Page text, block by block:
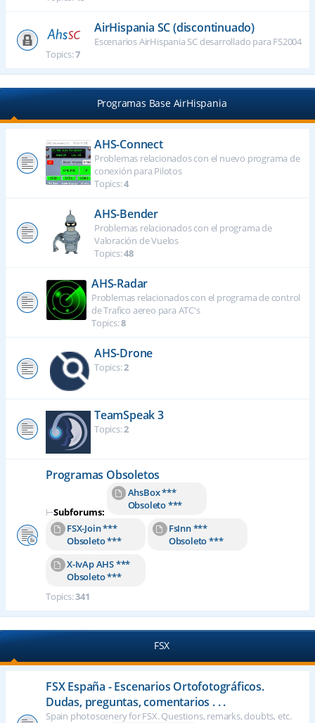
AirHispania SC (discontinuado)
Escenarios AirHispania SC desarrollado para FS2004
Topics:7
Programas Base AirHispania
AHS-Connect
Problemas relacionados con el nuevo programa de
conexión para Pilotos
Topics:4
AHS-Bender
Problemas relacionados con el programa de
Valoración de Vuelos
Topics:48
AHS-Radar
Problemas relacionados con el programa de control
de Trafico aereo para ATC's
Topics:8
AHS-Drone
Topics:2
TeamSpeak 3
Topics:2
Programas Obsoletos
⊢Subforums:
AhsBox ***
Obsoleto ***
FSX-Join ***
Obsoleto ***
FsInn ***
Obsoleto ***
X-IvAp AHS ***
Obsoleto ***
Topics:341
FSX
FSX España - Escenarios Ortofotográficos.
Dudas, preguntas, comentarios . . .
Spain photoscenery for FSX. Questions, remarks, doubts, etc.